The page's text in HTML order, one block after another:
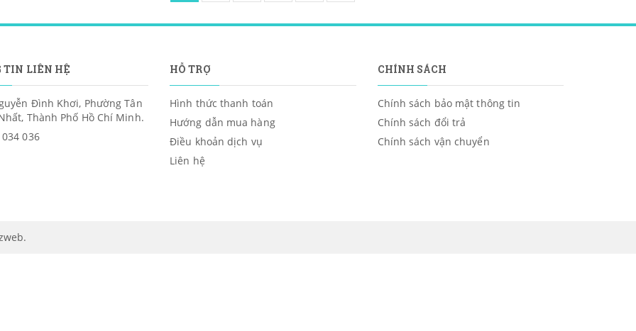
TIN LIÊN HỆ
Đình Khơi, Phường Tân
Thành Phố Hồ Chí Minh.
036
HỖ TRỢ
Hình thức thanh toán
Hướng dẫn mua hàng
Điều khoản dịch vụ
Liên hệ
CHÍNH SÁCH
Chính sách bảo mật thông tin
Chính sách đổi trả
Chính sách vận chuyển
.